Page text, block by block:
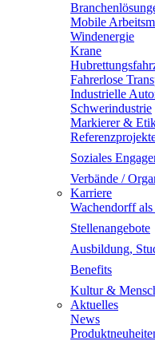
Mobile
Windenergie
Krane
Fahrerlose
Industrielle
Schwerindustrie
Markierer &
Soziales
Verbände /
Karriere
Wachendorff
Stellenangebote
Ausbildung,
Benefits
Kultur &
Aktuelles
News